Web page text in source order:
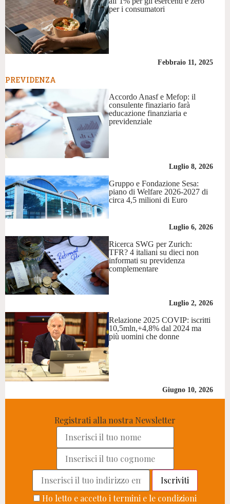
per i consumatori
Febbraio 11, 2025
PREVIDENZA
Accordo Anasf e Mefop: il
consulente finaziario farà
educazione finanziaria e
previdenziale
Luglio 8, 2026
Gruppo e Fondazione Sesa:
piano di Welfare 2026-2027 di
circa 4,5 milioni di Euro
Luglio 6, 2026
Ricerca SWG per Zurich:
TFR? 4 italiani su dieci non
informati su previdenza
complementare
Luglio 2, 2026
Relazione 2025 COVIP: iscritti
10,5mln,+4,8% dal 2024 ma
più uomini che donne
Giugno 10, 2026
Registrati alla nostra Newsletter
Ho letto e accetto i termini e le condizioni